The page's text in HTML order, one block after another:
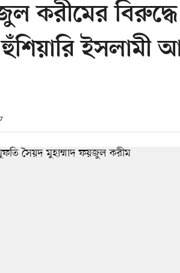
করীমের বিরুদ্ধে
ইসলামী